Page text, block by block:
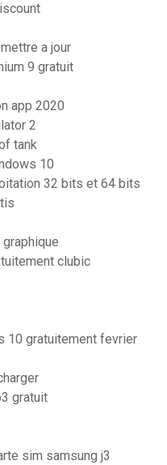
a jour
9 gratuit
app 2020
2
tank
10
32 bits et 64 bits
clubic
10 gratuitement fevrier
gratuit
sim samsung j3